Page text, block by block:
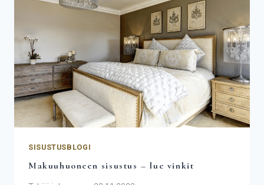
SISUSTUSBLOGI
Makuuhuoneen sisustus – lue vinkit